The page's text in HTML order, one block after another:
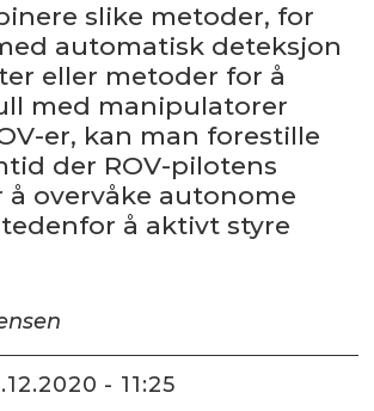
slike metoder, for
automatisk deteksjon
eller metoder for å
med manipulatorer
er, kan man forestille
der ROV-pilotens
å overvåke autonome
å aktivt styre
- 11:25